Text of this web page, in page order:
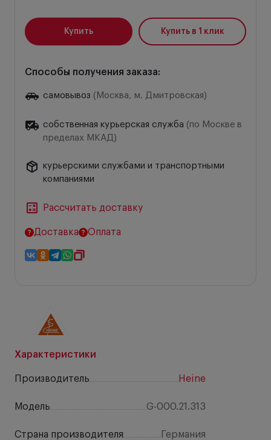
Характеристики
Производитель Heine
Модель G-000.21.313
Страна производителя Германия
Купить Купить в 1 клик
Способы получения заказа:
самовывоз (Москва, м. Дмитровская)
собственная курьерская служба (по Москве в
пределах МКАД)
курьерскими службами и транспортными
компаниями
Рассчитать доставку
Доставка Оплата